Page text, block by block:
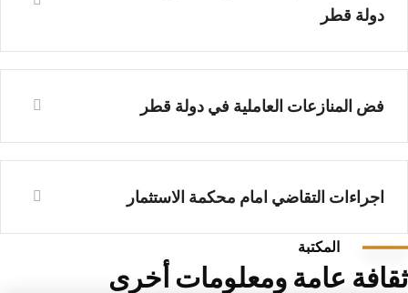
دولة قطر
فض المنازعات العاملية في دولة قطر
اجراءات التقاضي امام محكمة الاستثمار
المكتبة
ثقافة عامة ومعلومات أخرى